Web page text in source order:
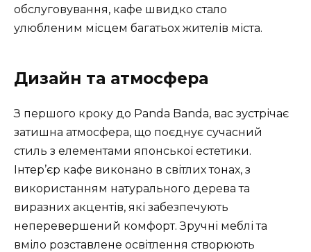
обслуговування, кафе швидко стало
улюбленим місцем багатьох жителів міста.
Дизайн та атмосфера
З першого кроку до Panda Banda, вас зустрічає
затишна атмосфера, що поєднує сучасний
стиль з елементами японської естетики.
Інтер’єр кафе виконано в світлих тонах, з
використанням натурального дерева та
виразних акцентів, які забезпечують
неперевершений комфорт. Зручні меблі та
вміло розставлене освітлення створюють